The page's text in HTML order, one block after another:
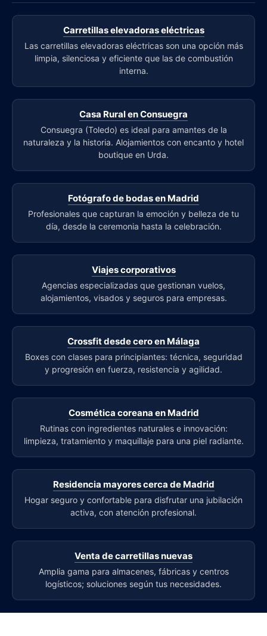
Carretillas elevadoras eléctricas
Las carretillas elevadoras eléctricas son una opción más
limpia, silenciosa y eficiente que las de combustión
interna.
Casa Rural en Consuegra
Consuegra (Toledo) es ideal para amantes de la
naturaleza y la historia. Alojamientos con encanto y hotel
boutique en Urda.
Fotógrafo de bodas en Madrid
Profesionales que capturan la emoción y belleza de tu
día, desde la ceremonia hasta la celebración.
Viajes corporativos
Agencias especializadas que gestionan vuelos,
alojamientos, visados y seguros para empresas.
Crossfit desde cero en Málaga
Boxes con clases para principiantes: técnica, seguridad
y progresión en fuerza, resistencia y agilidad.
Cosmética coreana en Madrid
Rutinas con ingredientes naturales e innovación:
limpieza, tratamiento y maquillaje para una piel radiante.
Residencia mayores cerca de Madrid
Hogar seguro y confortable para disfrutar una jubilación
activa, con atención profesional.
Venta de carretillas nuevas
Amplia gama para almacenes, fábricas y centros
logísticos; soluciones según tus necesidades.